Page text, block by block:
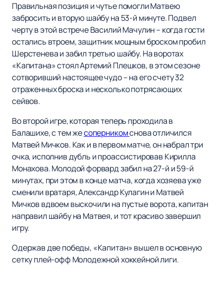
Правильная позиция и чутье помогли Матвею
забросить и вторую шайбу на 53-й минуте. Подвел
черту в этой встрече Василий Мачулин – когда гости
остались втроем, защитник мощным броском пробил
Шерстенева и забил третью шайбу. На воротах
«Капитана» стоял Артемий Плешков, в этом сезоне
сотворивший настоящее чудо – на его счету 32
отраженных броска и несколько потрясающих
сейвов.
Во второй игре, которая теперь проходила в
Балашихе, с тем жесоперникомснова отличился
Матвей Мичков. Как и в первом матче, он набрал три
очка, исполнив дубль и проассистировав Кирилла
Монахова. Молодой форвард забил на 27-й и 59-й
минутах, при этом в конце матча, когда хозяева уже
сменили вратаря, Александр Кулагин и Матвей
Мичков вдвоем выскочили на пустые ворота, капитан
направил шайбу на Матвея, и тот красиво завершил
игру.
Одержав две победы, «Капитан» вышел в основную
сетку плей-офф Молодежной хоккейной лиги.